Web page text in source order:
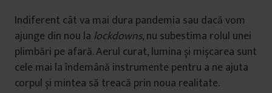
Indiferent cât va mai dura pandemia sau dacă vom
ajunge din nou la lockdowns, nu subestima rolul unei
plimbări pe afară. Aerul curat, lumina și mișcarea sunt
cele mai la îndemână instrumente pentru a ne ajuta
corpul și mintea să treacă prin noua realitate.